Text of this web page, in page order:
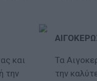
και
την
Τα
την